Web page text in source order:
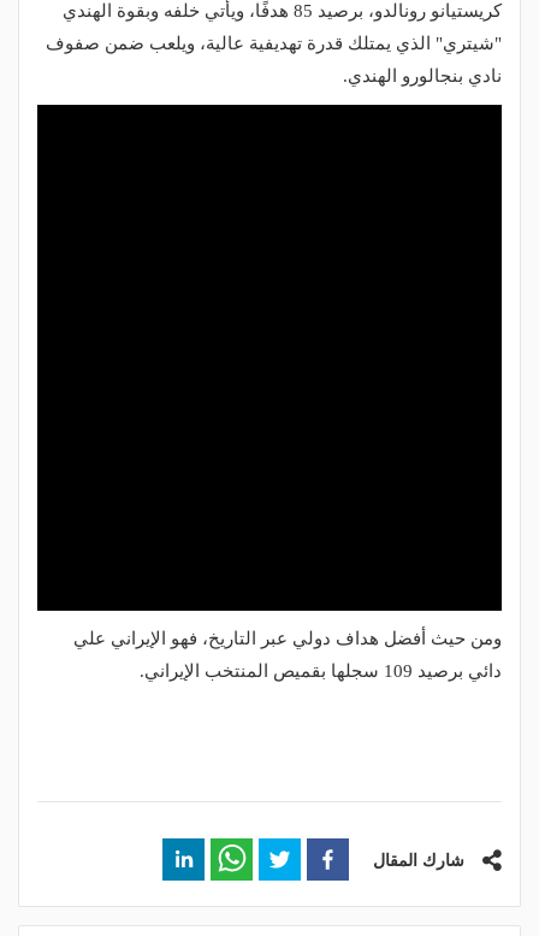
كريستيانو رونالدو، برصيد 85 هدفًا، ويأتي خلفه وبقوة الهندي
"شيتري" الذي يمتلك قدرة تهديفية عالية، ويلعب ضمن صفوف
نادي بنجالورو
الهندي.
ومن حيث أفضل هداف دولي عبر التاريخ، فهو الإيراني علي
دائي برصيد 109 سجلها بقميص المنتخب الإيراني.
شارك المقال